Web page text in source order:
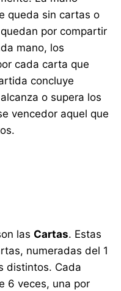
queda sin cartas o
por compartir
mano, los
cada carta que
concluye
o supera los
vencedor aquel que
lasCartas. Estas
numeradas del 1
distintos. Cada
6 veces, una por